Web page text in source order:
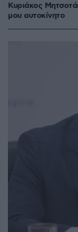
Κυριάκος
μου αυτοκίνητο